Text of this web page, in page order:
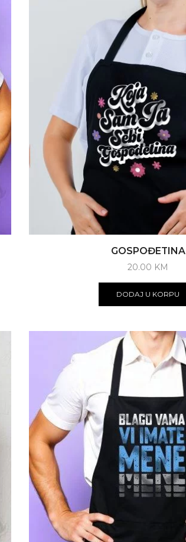
GOSPOĐETINA
20.00 KM
DODAJ U KORPU